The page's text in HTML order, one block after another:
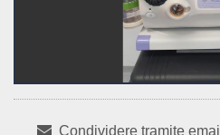
Condividere tramite email